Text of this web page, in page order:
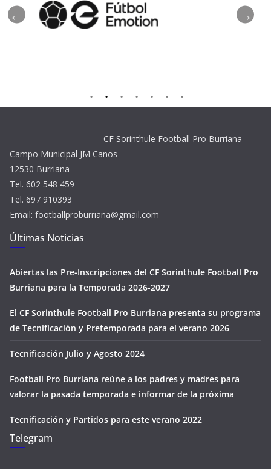
CF Sorinthule Football Pro Burriana
Campo Municipal JM Canos
12530 Burriana
Tel. 602 548 459
Tel. 697 910393
Email: footballproburriana@gmail.com
Últimas Noticias
Abiertas las Pre-Inscripciones del CF Sorinthule Football Pro
Burriana para la Temporada 2026-2027
El CF Sorinthule Football Pro Burriana presenta su programa
de Tecnificación y Pretemporada para el verano 2026
Tecnificación Julio y Agosto 2024
Football Pro Burriana reúne a los padres y madres para
valorar la pasada temporada e informar de la próxima
Tecnificación y Partidos para este verano 2022
Telegram